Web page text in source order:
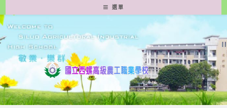
轉
至
要
容
選單